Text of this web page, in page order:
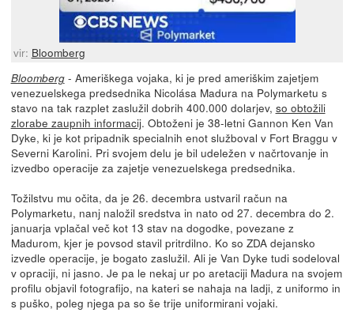
vir: Bloomberg
Bloomberg- Ameriškega vojaka, ki je pred ameriškim zajetjem
venezuelskega predsednika Nicolása Madura na Polymarketu s
stavo na tak razplet zaslužil dobrih 400.000 dolarjev, so obtožili
zlorabe zaupnih informacij. Obtoženi je 38-letni Gannon Ken Van
Dyke, ki je kot pripadnik specialnih enot služboval v Fort Braggu v
Severni Karolini. Pri svojem delu je bil udeležen v načrtovanje in
izvedbo operacije za zajetje venezuelskega predsednika.
Tožilstvu mu očita, da je 26. decembra ustvaril račun na
Polymarketu, nanj naložil sredstva in nato od 27. decembra do 2.
januarja vplačal več kot 13 stav na dogodke, povezane z
Madurom, kjer je povsod stavil pritrdilno. Ko so ZDA dejansko
izvedle operacije, je bogato zaslužil. Ali je Van Dyke tudi sodeloval
v opraciji, ni jasno. Je pa le nekaj ur po aretaciji Madura na svojem
profilu objavil fotografijo, na kateri se nahaja na ladji, z uniformo in
s puško, poleg njega pa so še trije uniformirani vojaki.